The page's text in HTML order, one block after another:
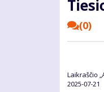
(0)
Laikraščio
2025-07-21